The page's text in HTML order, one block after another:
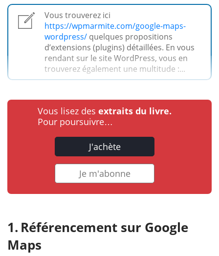
Vous trouverez ici
https://wpmarmite.com/google-maps-
wordpress/ quelques propositions
d’extensions (plugins) détaillées. En vous
rendant sur le site WordPress, vous en
trouverez également une multitude :...
Vous lisez des extraits du livre.
Pour poursuivre…
J'achète
Je m'abonne
Référencement sur Google
Maps